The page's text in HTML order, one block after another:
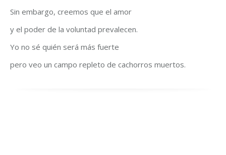
Sin embargo, creemos que el amor
y el poder de la voluntad prevalecen.
Yo no sé quién será más fuerte
pero veo un campo repleto de cachorros muertos.